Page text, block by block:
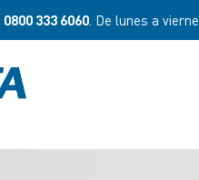
0800 333 6060 . De lunes a